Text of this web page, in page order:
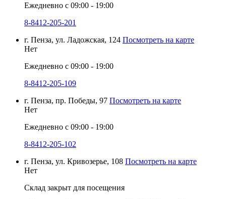
Ежедневно с 09:00 - 19:00
8-8412-205-201
г. Пенза, ул. Ладожская, 124 Посмотреть на карте
Нет
Ежедневно с 09:00 - 19:00
8-8412-205-109
г. Пенза, пр. Победы, 97 Посмотреть на карте
Нет
Ежедневно с 09:00 - 19:00
8-8412-205-102
г. Пенза, ул. Кривозерье, 108 Посмотреть на карте
Нет
Склад закрыт для посещения